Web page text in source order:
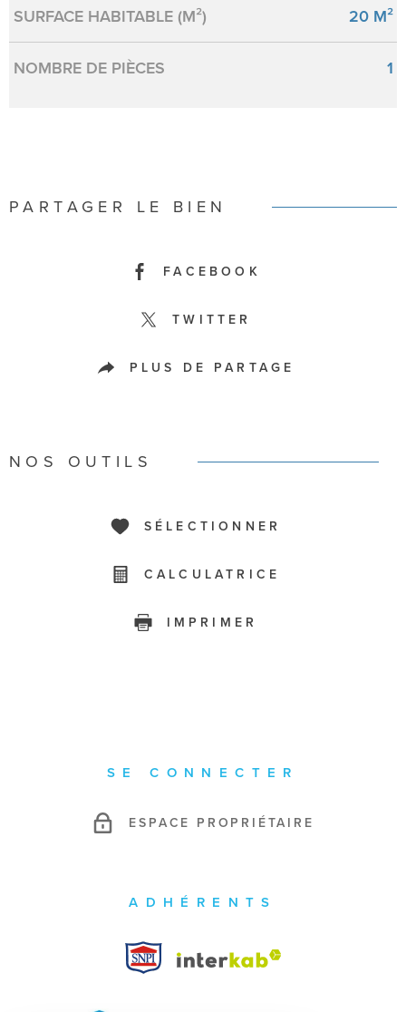
SURFACE HABITABLE (M²) 20 M²
NOMBRE DE PIÈCES 1
PARTAGER LE BIEN
FACEBOOK
TWITTER
PLUS DE PARTAGE
NOS OUTILS
SÉLECTIONNER
CALCULATRICE
IMPRIMER
SE CONNECTER
ESPACE PROPRIÉTAIRE
ADHÉRENTS